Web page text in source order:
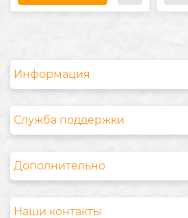
Информация
Служба поддержки
Дополнительно
Наши контакты